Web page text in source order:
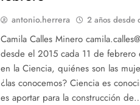
antonio.herrera 2 años desde
Camila Calles Minero
desde el 2015 cada 11 de
en la Ciencia, quiénes son las
¿las conocemos? Ciencia es
es aportar para la construcción